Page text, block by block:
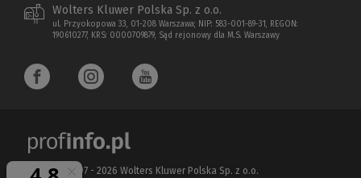
Wolters Kluwer Polska Sp. z o.o.
ul. Przyokopowa 33, 01-208 Warszawa; NIP: 583-001-89-31, REGON:
190610277, KRS: 0000709879, Sąd rejonowy dla M.S. Warszawy
Copyright 1997 - 2026 Wolters Kluwer Polska Sp. z o.o.